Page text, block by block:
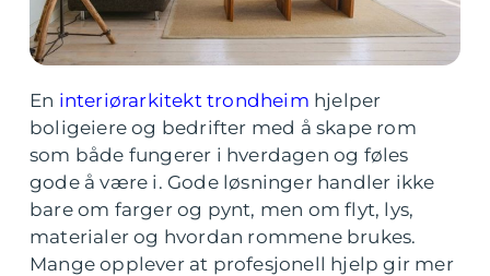
En interiørarkitekt trondheim hjelper
boligeiere og bedrifter med å skape rom
som både fungerer i hverdagen og føles
gode å være i. Gode løsninger handler ikke
bare om farger og pynt, men om flyt, lys,
materialer og hvordan rommene brukes.
Mange opplever at profesjonell hjelp gir mer